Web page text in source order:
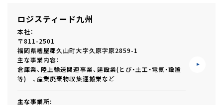
ロジスティード九州
本社：
〒811-2501
福岡県糟屋郡久山町大字久原字原2859-1
主な事業内容：
倉庫業、陸上輸送関連事業、建設業(とび・土工・電気・設置
等) 、産業廃棄物収集運搬業など
主な事業所: